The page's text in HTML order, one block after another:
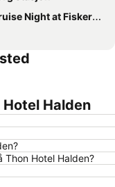
Night at Fiskertorget
Halden
Hotel Halden?